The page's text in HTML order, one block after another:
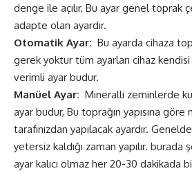
denge ile açılır, Bu ayar genel toprak
adapte olan ayardır.
Otomatik Ayar: Bu ayarda cihaza
gerek yoktur tüm ayarları cihaz kendisi
verimli ayar budur.
Manüel Ayar: Mineralli zeminlerde
ayar budur, Bu toprağın yapısına göre
tarafınızdan yapılacak ayardır.
yetersiz kaldığı zaman yapılır. burada
ayar kalıcı olmaz her 20-30 dakikada